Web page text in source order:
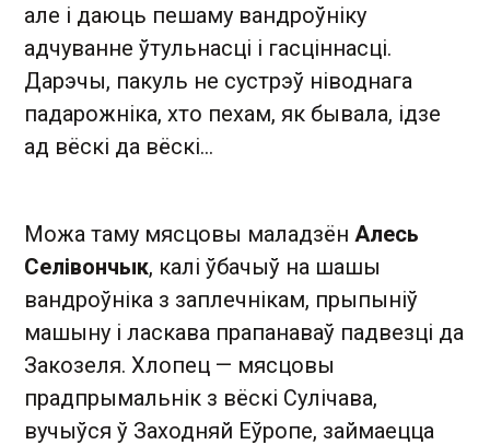
але і даюць пешаму вандроўніку
адчуванне ўтульнасці і гасціннасці.
Дарэчы, пакуль не сустрэў ніводнага
падарожніка, хто пехам, як бывала, ідзе
ад вёскі да вёскі…
Можа таму мясцовы маладзён Алесь
Селівончык, калі ўбачыў на шашы
вандроўніка з заплечнікам, прыпыніў
машыну і ласкава прапанаваў падвезці да
Закозеля. Хлопец — мясцовы
прадпрымальнік з вёскі Сулічава,
вучыўся ў Заходняй Еўропе, займаецца